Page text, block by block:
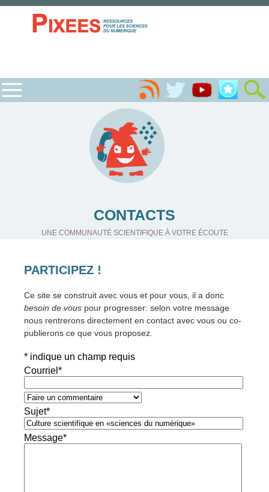
CONTACTS
UNE COMMUNAUTÉ SCIENTIFIQUE À VOTRE ÉCOUTE
PARTICIPEZ !
Ce site se construit avec vous et pour vous, il a donc
besoin de vous pour progresser: selon votre message
nous rentrerons directement en contact avec vous ou co-
publierons ce que vous proposez.
* indique un champ requis
Courriel *
Sujet*
Message*